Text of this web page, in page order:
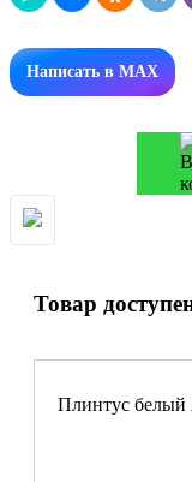
Написать в MAX
Товар
Плинтус белый